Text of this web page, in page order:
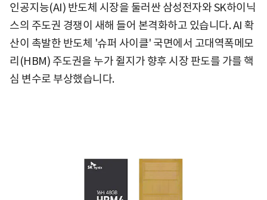
인공지능(AI) 반도체 시장을 둘러싼 삼성전자와 SK하이닉
스의 주도권 경쟁이 새해 들어 본격화하고 있습니다. AI 확
산이 촉발한 반도체 '슈퍼 사이클' 국면에서 고대역폭메모
리(HBM) 주도권을 누가 쥘지가 향후 시장 판도를 가를 핵
심 변수로 부상했습니다.